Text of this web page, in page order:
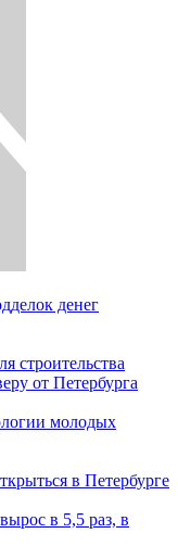
денег
строительства
от Петербурга
молодых
в Петербурге
в 5,5 раз, в